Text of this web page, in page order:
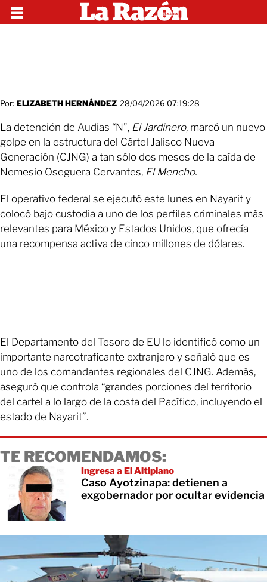
Por: ELIZABETH HERNÁNDEZ 28/04/2026 07:19:28
La detención de Audias “N”, El Jardinero, marcó un nuevo
golpe en la estructura del Cártel Jalisco Nueva
Generación (CJNG) a tan sólo dos meses de la caída de
Nemesio Oseguera Cervantes, El Mencho.
El operativo federal se ejecutó este lunes en Nayarit y
colocó bajo custodia a uno de los perfiles criminales más
relevantes para México y Estados Unidos, que ofrecía
una recompensa activa de cinco millones de dólares.
El Departamento del Tesoro de EU lo identificó como un
importante narcotraficante extranjero y señaló que es
uno de los comandantes regionales del CJNG. Además,
aseguró que controla “grandes porciones del territorio
del cartel a lo largo de la costa del Pacífico, incluyendo el
estado de Nayarit”.
TE RECOMENDAMOS:
Ingresa a El Altiplano
Caso Ayotzinapa: detienen a
exgobernador por ocultar evidencia